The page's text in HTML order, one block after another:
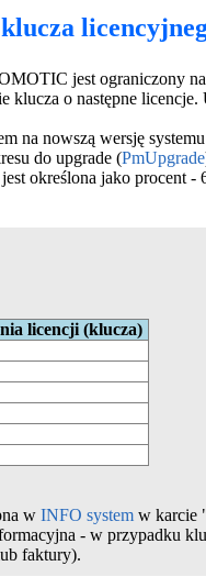
jest ograniczony
o następne
na nowszą wersję
do upgrade (PmUpgrade
określona jako
licencji (klucza)
w INFO system w karcie
- w przypadku
faktury).